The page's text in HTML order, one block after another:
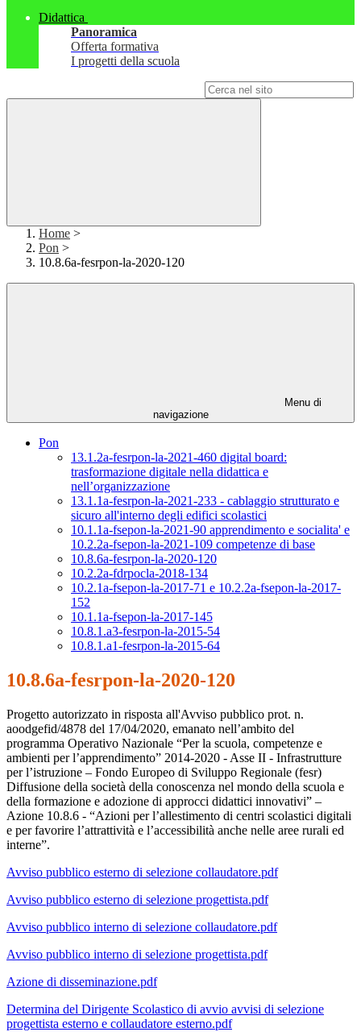
Didattica
Panoramica
Offerta formativa
I progetti della scuola
Home >
Pon >
10.8.6a-fesrpon-la-2020-120
Menu di
navigazione
Pon
13.1.2a-fesrpon-la-2021-460 digital board:
trasformazione digitale nella didattica e
nell’organizzazione
13.1.1a-fesrpon-la-2021-233 - cablaggio strutturato e
sicuro all'interno degli edifici scolastici
10.1.1a-fsepon-la-2021-90 apprendimento e socialita' e
10.2.2a-fsepon-la-2021-109 competenze di base
10.8.6a-fesrpon-la-2020-120
10.2.2a-fdrpocla-2018-134
10.2.1a-fsepon-la-2017-71 e 10.2.2a-fsepon-la-2017-
152
10.1.1a-fsepon-la-2017-145
10.8.1.a3-fesrpon-la-2015-54
10.8.1.a1-fesrpon-la-2015-64
10.8.6a-fesrpon-la-2020-120
Progetto autorizzato in risposta all'Avviso pubblico prot. n.
aoodgefid/4878 del 17/04/2020, emanato nell’ambito del
programma Operativo Nazionale “Per la scuola, competenze e
ambienti per l’apprendimento” 2014-2020 - Asse II - Infrastrutture
per l’istruzione – Fondo Europeo di Sviluppo Regionale (fesr)
Diffusione della società della conoscenza nel mondo della scuola e
della formazione e adozione di approcci didattici innovativi” –
Azione 10.8.6 - “Azioni per l’allestimento di centri scolastici digitali
e per favorire l’attrattività e l’accessibilità anche nelle aree rurali ed
interne”.
Avviso pubblico esterno di selezione collaudatore.pdf
Avviso pubblico esterno di selezione progettista.pdf
Avviso pubblico interno di selezione collaudatore.pdf
Avviso pubblico interno di selezione progettista.pdf
Azione di disseminazione.pdf
Determina del Dirigente Scolastico di avvio avvisi di selezione
progettista esterno e collaudatore esterno.pdf